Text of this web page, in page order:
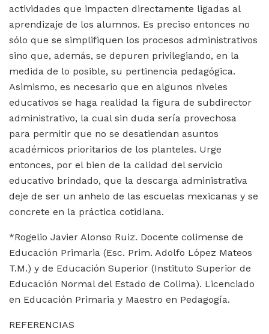
actividades que impacten directamente ligadas al
aprendizaje de los alumnos. Es preciso entonces no
sólo que se simplifiquen los procesos administrativos
sino que, además, se depuren privilegiando, en la
medida de lo posible, su pertinencia pedagógica.
Asimismo, es necesario que en algunos niveles
educativos se haga realidad la figura de subdirector
administrativo, la cual sin duda sería provechosa
para permitir que no se desatiendan asuntos
académicos prioritarios de los planteles. Urge
entonces, por el bien de la calidad del servicio
educativo brindado, que la descarga administrativa
deje de ser un anhelo de las escuelas mexicanas y se
concrete en la práctica cotidiana.
*Rogelio Javier Alonso Ruiz. Docente colimense de
Educación Primaria (Esc. Prim. Adolfo López Mateos
T.M.) y de Educación Superior (Instituto Superior de
Educación Normal del Estado de Colima). Licenciado
en Educación Primaria y Maestro en Pedagogía.
REFERENCIAS